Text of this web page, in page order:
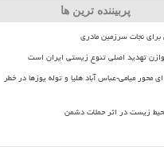
پربیننده ترین ها
نجات سرزمین مادری
تهدید اصلی تنوع زیستی ایران است
محور میامی-عباس آباد هلیا و توله یوزها در خطر
زیست در اثر حملات دشمن